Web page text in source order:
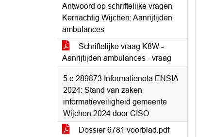
Antwoord op schriftelijke vragen
Kernachtig Wijchen: Aanrijtijden
ambulances
Schriftelijke vraag K8W -
Aanrijtijden ambulances - vraag
5.e 289873 Informatienota ENSIA
2024: Stand van zaken
informatieveiligheid gemeente
Wijchen 2024 door CISO
Dossier 6781 voorblad.pdf